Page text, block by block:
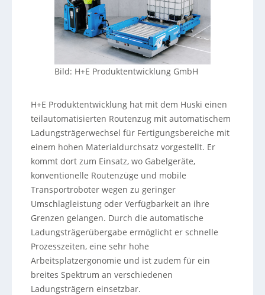
Bild: H+E Produktentwicklung GmbH
H+E Produktentwicklung hat mit dem Huski einen
teilautomatisierten Routenzug mit automatischem
Ladungsträgerwechsel für Fertigungsbereiche mit
einem hohen Materialdurchsatz vorgestellt. Er
kommt dort zum Einsatz, wo Gabelgeräte,
konventionelle Routenzüge und mobile
Transportroboter wegen zu geringer
Umschlagleistung oder Verfügbarkeit an ihre
Grenzen gelangen. Durch die automatische
Ladungsträgerübergabe ermöglicht er schnelle
Prozesszeiten, eine sehr hohe
Arbeitsplatzergonomie und ist zudem für ein
breites Spektrum an verschiedenen
Ladungsträgern einsetzbar.